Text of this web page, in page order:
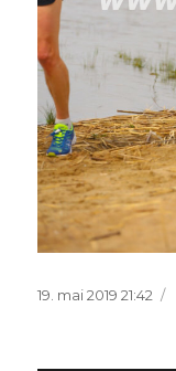
Postitatud
19. mai 2019 21:42